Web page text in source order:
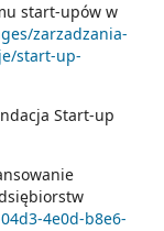
start-upów w
zarzadzania-
start-up-
Start-up
4e0d-b8e6-